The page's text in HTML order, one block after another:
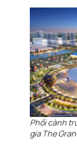
Phối cành
gia The